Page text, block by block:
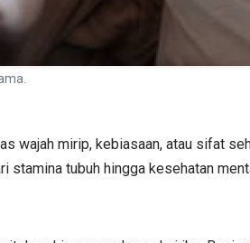
wajah mirip, kebiasaan, atau sifat
tubuh hingga kesehatan